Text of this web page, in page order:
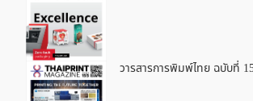
วารสารการพิมพ์ไทย ฉบับที่